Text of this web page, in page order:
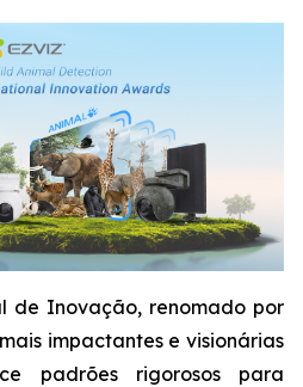
de Inovação, renomado por
impactantes e visionárias
padrões rigorosos para